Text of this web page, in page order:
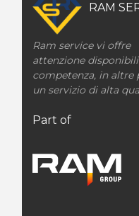
RAM
Ram service vi offre
attenzione
competenza, in altre
un servizio di alta
Part of